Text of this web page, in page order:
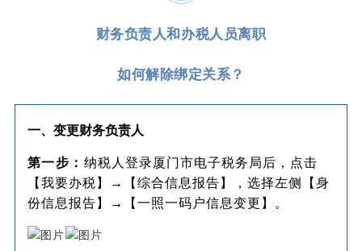
财务负责人和办税人员离职
如何解除绑定关系？
一、变更财务负责人
第一步： 纳税人登录厦门市电子税务局后，点击
【我要办税】→【综合信息报告】，选择左侧【身
份信息报告】→【一照一码户信息变更】。